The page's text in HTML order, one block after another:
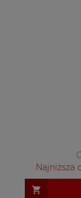
Najniższa